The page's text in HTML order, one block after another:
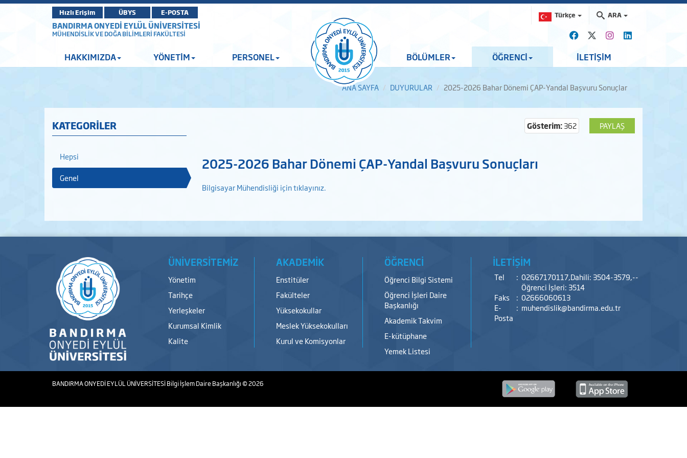
Hızlı Erişim ÜBYS E-POSTA Türkçe ARA
BANDIRMA ONYEDİ EYLÜL ÜNİVERSİTESİ
MÜHENDİSLİK VE DOĞA BİLİMLERİ FAKÜLTESİ
HAKKIMIZDA YÖNETİM PERSONEL BÖLÜMLER ÖĞRENCİ İLETİŞİM
ANA SAYFA DUYURULAR 2025-2026 Bahar Dönemi ÇAP-Yandal Başvuru Sonuçlar
KATEGORİLER
Hepsi
Genel
PAYLAŞ
Gösterim:362
2025-2026 Bahar Dönemi ÇAP-Yandal Başvuru Sonuçları
Bilgisayar Mühendisliği için tıklayınız.
ÜNİVERSİTEMİZ
Yönetim
Tarihçe
Yerleşkeler
Kurumsal Kimlik
Kalite
AKADEMİK
Enstitüler
Fakülteler
Yüksekokullar
Meslek Yüksekokulları
Kurul ve Komisyonlar
ÖĞRENCİ
Öğrenci Bilgi Sistemi
Öğrenci İşleri Daire
Başkanlığı
Akademik Takvim
E-kütüphane
Yemek Listesi
İLETİŞİM
Tel : 02667170117,Dahili: 3504-3579,--
Öğrenci İşleri: 3514
Faks
: 02666060613
E-
Posta
: muhendislik@bandirma.edu.tr
BANDIRMA ONYEDİ EYLÜL ÜNİVERSİTESİBilgi İşlem Daire Başkanlığı© 2026